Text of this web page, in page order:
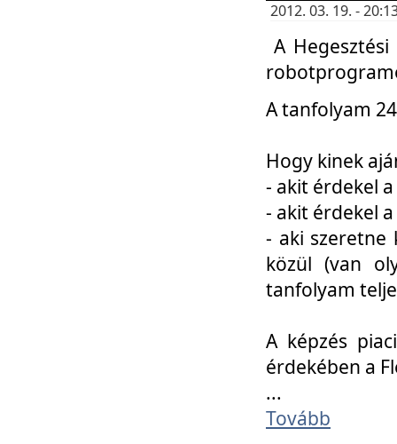
2012. 03. 19. -
A
A tanfolyam
Hogy kinek
- akit érdekel
- akit érdekel
- aki szeretne
közül (van
tanfolyam
A képzés
érdekében a
...
Tovább